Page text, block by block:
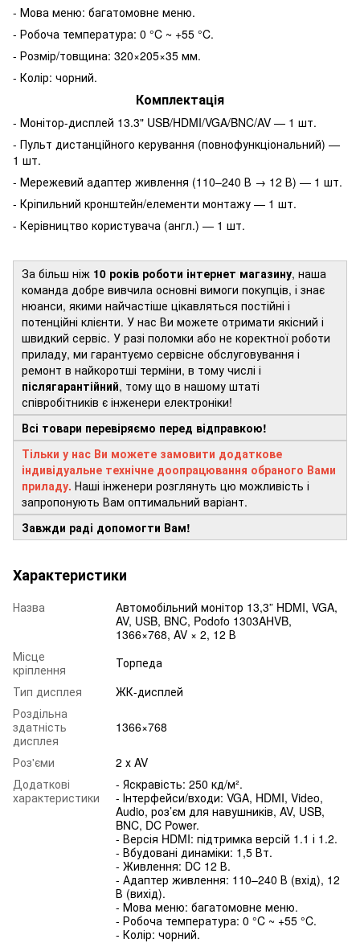
- Мова меню: багатомовне меню.
- Робоча температура: 0 °C ~ +55 °C.
- Розмір/товщина: 320×205×35 мм.
- Колір: чорний.
Комплектація
- Монітор-дисплей 13.3" USB/HDMI/VGA/BNC/AV — 1 шт.
- Пульт дистанційного керування (повнофункціональний) —
1 шт.
- Мережевий адаптер живлення (110–240 В → 12 В) — 1 шт.
- Кріпильний кронштейн/елементи монтажу — 1 шт.
- Керівництво користувача (англ.) — 1 шт.
За більш ніж 10 років роботи інтернет магазину, наша
команда добре вивчила основні вимоги покупців, і знає
нюанси, якими найчастіше цікавляться постійні і
потенційні клієнти. У нас Ви можете отримати якісний і
швидкий сервіс. У разі поломки або не коректної роботи
приладу, ми гарантуємо сервісне обслуговування і
ремонт в найкоротші терміни, в тому числі і
післягарантійний, тому що в нашому штаті
співробітників є інженери електроніки!
Всі товари перевіряємо перед відправкою!
Тільки у нас Ви можете замовити додаткове
індивідуальне технічне доопрацювання обраного Вами
приладу. Наші інженери розглянуть цю можливість і
запропонують Вам оптимальний варіант.
Завжди раді допомогти Вам!
Характеристики
Назва
Автомобільний монітор 13,3” HDMI, VGA,
AV, USB, BNC, Podofo 1303AHVB,
1366×768, AV × 2, 12 В
Місце
кріплення
Торпеда
Тип дисплея
ЖК-дисплей
Роздільна
здатність
дисплея
1366×768
Роз'єми
2 х AV
Додаткові
характеристики
- Яскравість: 250 кд/м².
- Інтерфейси/входи: VGA, HDMI, Video,
Audio, роз’єм для навушників, AV, USB,
BNC, DC Power.
- Версія HDMI: підтримка версій 1.1 і 1.2.
- Вбудовані динаміки: 1,5 Вт.
- Живлення: DC 12 В.
- Адаптер живлення: 110–240 В (вхід), 12
В (вихід).
- Мова меню: багатомовне меню.
- Робоча температура: 0 °C ~ +55 °C.
- Колір: чорний.